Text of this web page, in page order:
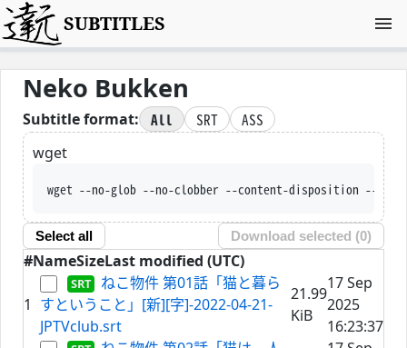
SUBTITLES
Neko Bukken
Subtitle format: All SRT
ASS
wget
wget --no-glob --no-clobber --content-disposition --trust-server-names --iri
Select all Download selected (0)
#NameSizeLast modified (UTC)
1
ねこ物件 第01話「猫と暮ら
すということ」[新][字]-2022-04-21-
JPTVclub.srt
21.99
KiB
17 Sep
2025
16:23:37